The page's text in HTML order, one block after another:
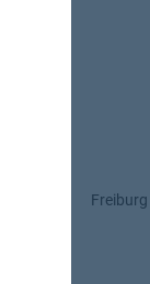
Freiburg